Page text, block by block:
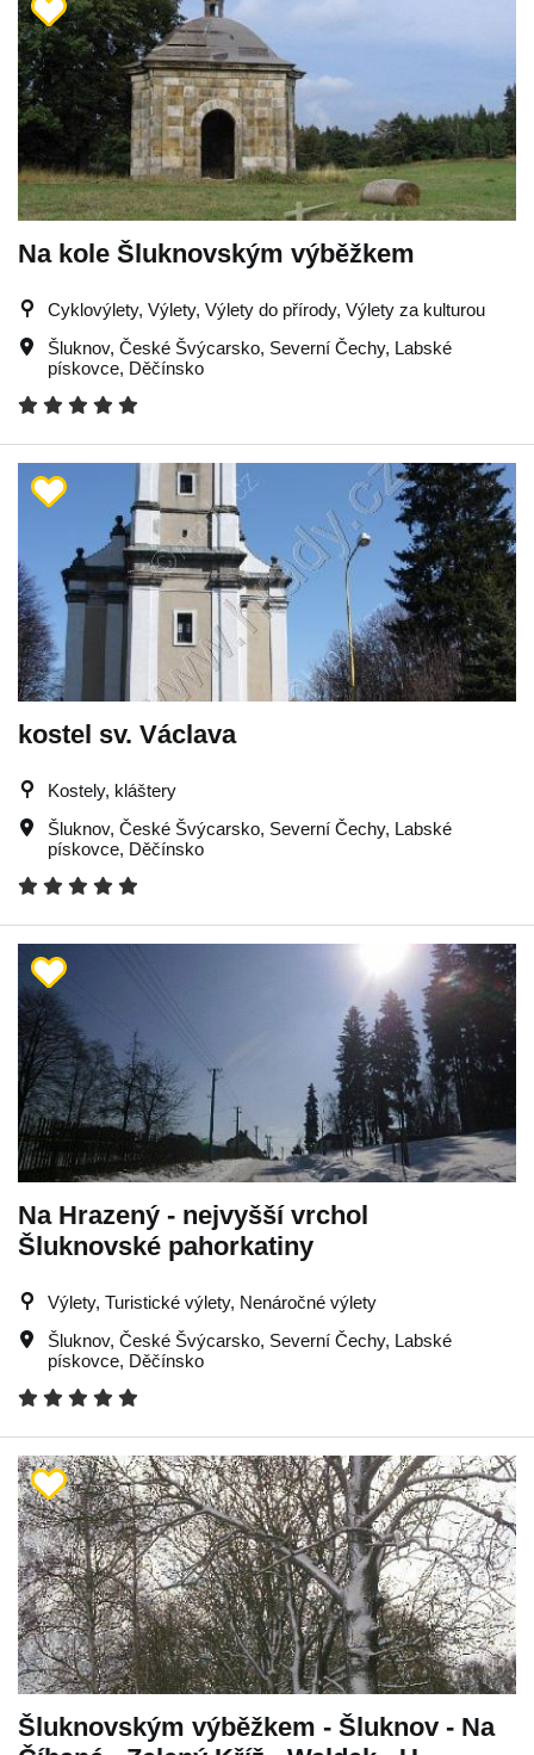
Na kole Šluknovským výběžkem
Cyklovýlety, Výlety, Výlety do přírody, Výlety za kulturou
Šluknov, České Švýcarsko, Severní Čechy, Labské
pískovce, Děčínsko
kostel sv. Václava
Kostely, kláštery
Šluknov, České Švýcarsko, Severní Čechy, Labské
pískovce, Děčínsko
Na Hrazený - nejvyšší vrchol
Šluknovské pahorkatiny
Výlety, Turistické výlety, Nenáročné výlety
Šluknov, České Švýcarsko, Severní Čechy, Labské
pískovce, Děčínsko
Šluknovským výběžkem - Šluknov - Na